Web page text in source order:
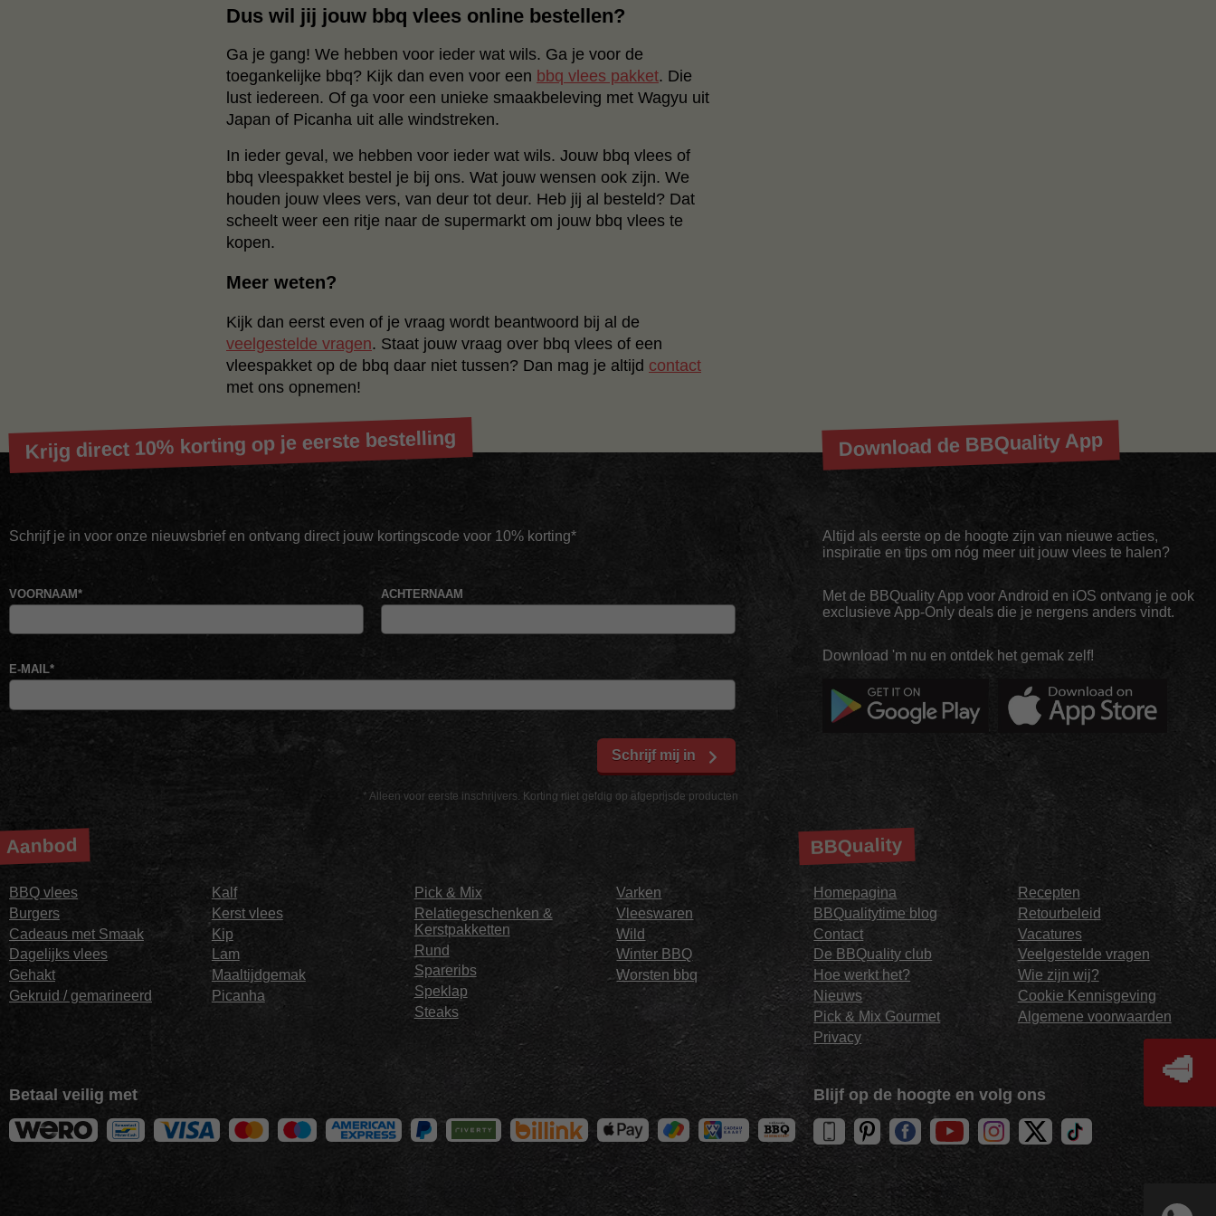
Dus wil jij jouw bbq vlees online bestellen?
Ga je gang! We hebben voor ieder wat wils. Ga je voor de
toegankelijke bbq? Kijk dan even voor een bbq vlees pakket. Die
lust iedereen. Of ga voor een unieke smaakbeleving met Wagyu uit
Japan of Picanha uit alle windstreken.
In ieder geval, we hebben voor ieder wat wils. Jouw bbq vlees of
bbq vleespakket bestel je bij ons. Wat jouw wensen ook zijn. We
houden jouw vlees vers, van deur tot deur. Heb jij al besteld? Dat
scheelt weer een ritje naar de supermarkt om jouw bbq vlees te
kopen.
Meer weten?
Kijk dan eerst even of je vraag wordt beantwoord bij al de
veelgestelde vragen. Staat jouw vraag over bbq vlees of een
vleespakket op de bbq daar niet tussen? Dan mag je altijd contact
met ons opnemen!
Krijg direct 10% korting op je eerste bestelling
Schrijf je in voor onze nieuwsbrief en ontvang direct jouw kortingscode voor 10% korting*
* Alleen voor eerste inschrijvers. Korting niet geldig op afgeprijsde producten
VOORNAAM* ACHTERNAAM
E-MAIL*
Schrijf mij in
Download de BBQuality App
Altijd als eerste op de hoogte zijn van nieuwe acties,
inspiratie en tips om nóg meer uit jouw vlees te halen?
Met de BBQuality App voor Android en iOS ontvang je ook
exclusieve App-Only deals die je nergens anders vindt.
Download 'm nu en ontdek het gemak zelf!
Aanbod
BBQ vlees
Burgers
Cadeaus met Smaak
Dagelijks vlees
Gehakt
Gekruid / gemarineerd
Kalf
Kerst vlees
Kip
Lam
Maaltijdgemak
Picanha
Pick & Mix
Relatiegeschenken &
Kerstpakketten
Rund
Spareribs
Speklap
Steaks
Varken
Vleeswaren
Wild
Winter BBQ
Worsten bbq
BBQuality
Homepagina
BBQualitytime blog
Contact
De BBQuality club
Hoe werkt het?
Nieuws
Pick & Mix Gourmet
Privacy
Recepten
Retourbeleid
Vacatures
Veelgestelde vragen
Wie zijn wij?
Cookie Kennisgeving
Algemene voorwaarden
Betaal veilig met Blijf op de hoogte en volg ons
🥩